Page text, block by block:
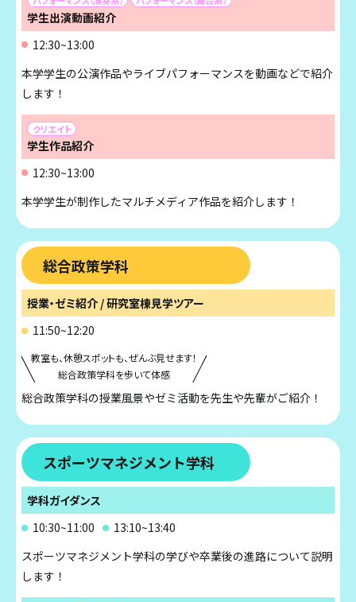
学生出演動画紹介
12:30~13:00
本学学生の公演作品やライブパフォーマンスを動画などで紹介
します！
クリエイト
学生作品紹介
12:30~13:00
本学学生が制作したマルチメディア作品を紹介します！
総合政策学科
授業・ゼミ紹介 / 研究室棟見学ツアー
11:50~12:20
教室も、休憩スポットも、ぜんぶ見せます！
総合政策学科を歩いて体感
総合政策学科の授業風景やゼミ活動を先生や先輩がご紹介！
スポーツマネジメント学科
学科ガイダンス
10:30~11:00
13:10~13:40
スポーツマネジメント学科の学びや卒業後の進路について説明
します！